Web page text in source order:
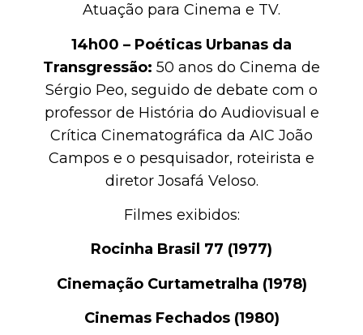
Atuação para Cinema e TV.
14h00 – Poéticas Urbanas da
Transgressão: 50 anos do Cinema de
Sérgio Peo, seguido de debate com o
professor de História do Audiovisual e
Crítica Cinematográfica da AIC João
Campos e o pesquisador, roteirista e
diretor Josafá Veloso.
Filmes exibidos:
Rocinha Brasil 77 (1977)
Cinemação Curtametralha (1978)
Cinemas Fechados (1980)